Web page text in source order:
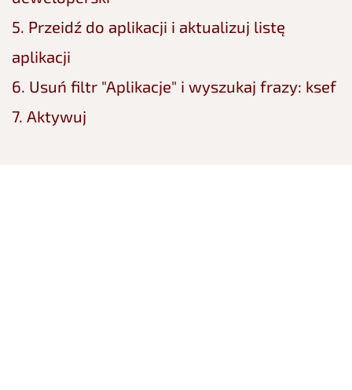
5. Przeidź do aplikacji i aktualizuj listę
aplikacji
6. Usuń filtr "Aplikacje" i wyszukaj frazy: ksef
7. Aktywuj